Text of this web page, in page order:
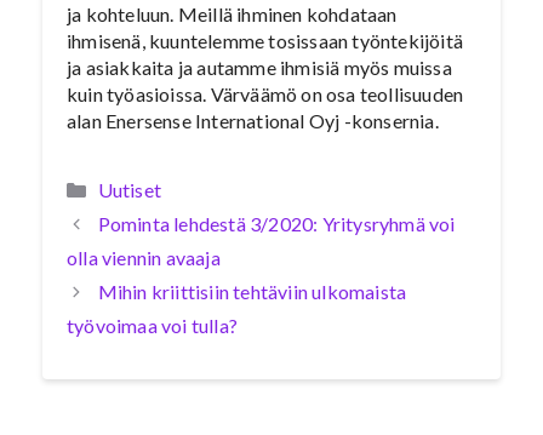
ja kohteluun. Meillä ihminen kohdataan
ihmisenä, kuuntelemme tosissaan työntekijöitä
ja asiakkaita ja autamme ihmisiä myös muissa
kuin työasioissa. Värväämö on osa teollisuuden
alan Enersense International Oyj -konsernia.
Kategoriat
Uutiset
Pominta lehdestä 3/2020: Yritysryhmä voi
olla viennin avaaja
Mihin kriittisiin tehtäviin ulkomaista
työvoimaa voi tulla?